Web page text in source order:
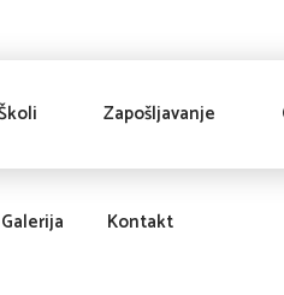
Zapošljavanje
Galerija Kontakt